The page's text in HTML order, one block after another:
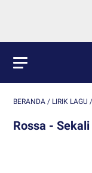
BERANDA / LIRIK LAGU /
Rossa -